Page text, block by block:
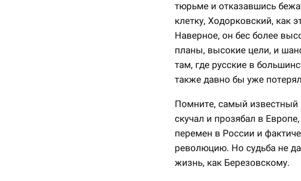
тюрьме и отказавшись
клетку, Ходорковский, как
Наверное, он бес более
планы, высокие цели, и
там, где русские в
также давно бы уже
Помните, самый известный
скучал и прозябал в
перемен в России и
революцию. Но судьба не
жизнь, как Березовскому.